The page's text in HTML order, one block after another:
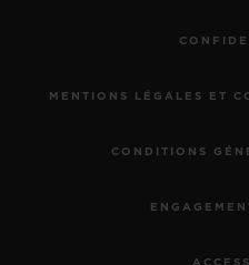
MENTIONS LÉGALES ET
CONDITIONS